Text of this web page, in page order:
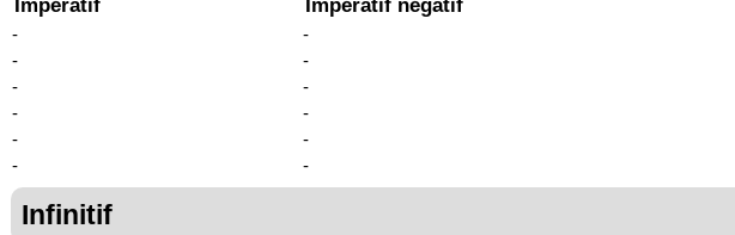
Impératif
-
-
-
-
-
-
Impératif négatif
-
-
-
-
-
-
Infinitif